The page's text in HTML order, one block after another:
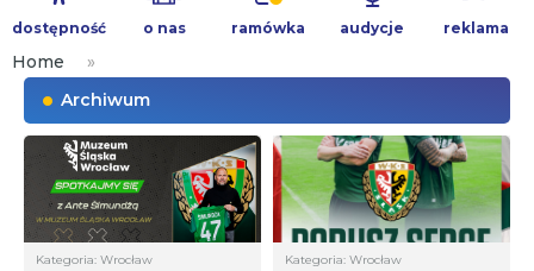
treści
dostępność o nas ramówka audycje reklama
Home
»
Archiwum
Kategoria: Wrocław Kategoria: Wrocław